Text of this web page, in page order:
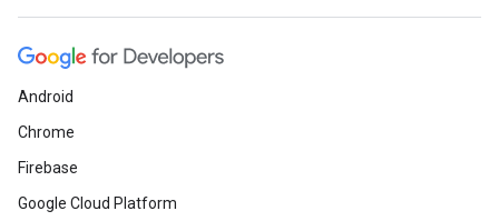
Android
Chrome
Firebase
Google Cloud Platform